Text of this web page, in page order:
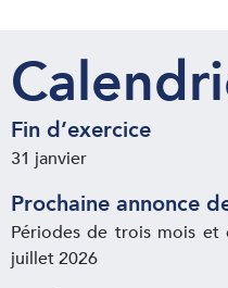
Fin d’exercice
31 janvier
Prochaine annonce
Périodes de trois mois et
juillet 2026